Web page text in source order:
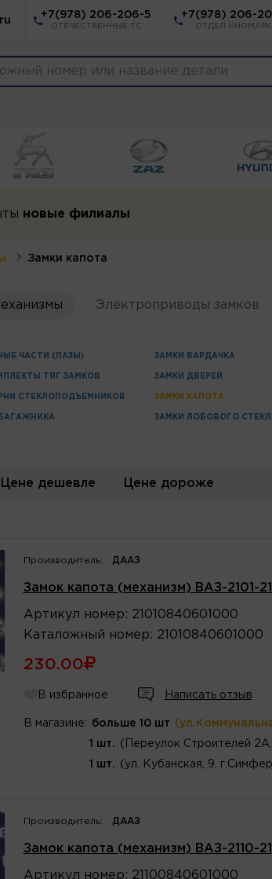
+7(978) 206-206-5
ОТЕЧЕСТВЕННЫЕ ТС
+7(978) 206-
ОТДЕЛ
новые филиалы
Замки капота
Электроприводы замков
ЧАСТИ (ПАЗЫ)
ТЯГ ЗАМКОВ
СТЕКЛОПОДЪЕМНИКОВ
ЗАМКИ БАРДАЧКА
ЗАМКИ ДВЕРЕЙ
ЗАМКИ КАПОТА
ЗАМКИ ЛОБОВОГО
Цене дешевле Цене дороже
Производитель: ДААЗ
Замок капота (механизм) ВАЗ-2101-
Артикул номер : 21010840601000
Каталожный номер : 21010840601000
230.00
В избранное Написать отзыв
В магазине: больше 10 шт
1 шт. (Переулок Строителей
1 шт. (ул. Кубанская, 9,
Производитель: ДААЗ
Замок капота (механизм) ВАЗ-2110-
Артикул номер : 21100840601000